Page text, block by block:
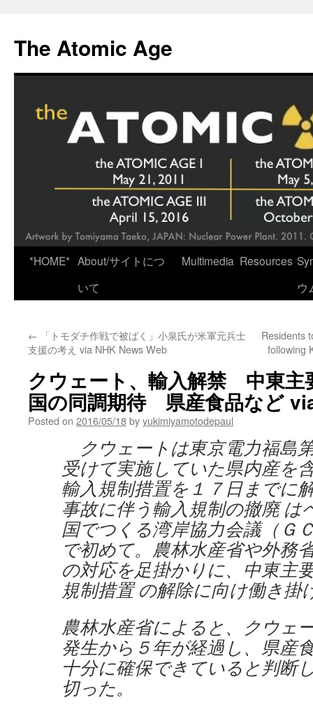
content
The Atomic Age
*HOME* About/サイトにつ
いて
Multimedia Resources
ウ
← 「トモダチ作戦で被ばく」小泉氏が米軍元兵士
支援の考え via NHK News Web
Residents
following
クウェート、輸入解禁 中東主
国の同調期待 県産食品など
Posted on 2016/05/18byyukimiyamotodepaul
クウェートは東京電力福島
受けて実施していた県内産を
輸入規制措置を１７日までに
事故に伴う輸入規制の撤廃 は
国でつくる湾岸協力会議（Ｇ
で初めて。農林水産省や外務
の対応を足掛かりに、中東主
規制措置 の解除に向け働き掛
農林水産省によると、クウェ
発生から５年が経過し、県産
十分に確保できていると判断
切った。